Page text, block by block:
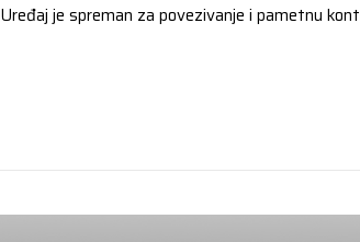
Uređaj je spreman za povezivanje i pametnu